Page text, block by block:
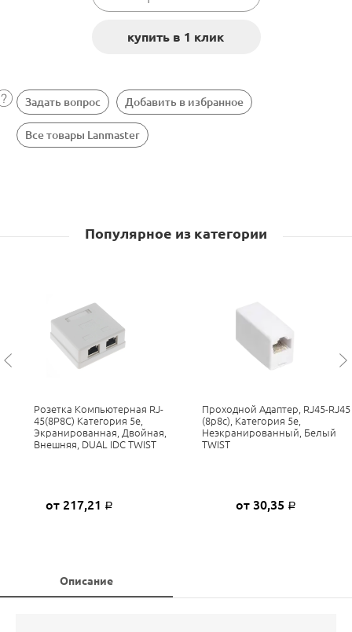
Задать вопрос Добавить в избранное
Все товары Lanmaster
Популярное из категории
Розетка Компьютерная RJ-
45(8P8C) Категория 5е,
Экранированная, Двойная,
Внешняя, DUAL IDC TWIST
от 217,21 Р
Проходной Адаптер, RJ45-RJ45
(8p8c), Категория 5е,
Неэкранированный, Белый
TWIST
от 30,35 Р
Описание